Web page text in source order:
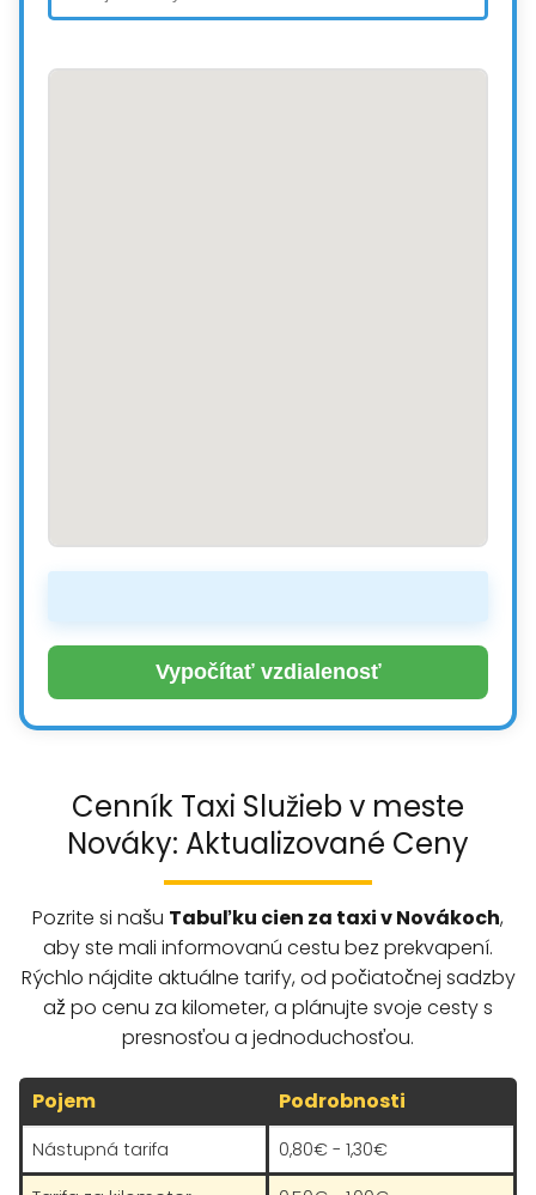
Vypočítať vzdialenosť
Cenník Taxi Služieb v meste
Nováky: Aktualizované Ceny
Pozrite si našu Tabuľku cien za taxi v Novákoch,
aby ste mali informovanú cestu bez prekvapení.
Rýchlo nájdite aktuálne tarify, od počiatočnej sadzby
až po cenu za kilometer, a plánujte svoje cesty s
presnosťou a jednoduchosťou.
Pojem Podrobnosti
Nástupná tarifa
0,80€ - 1,30€